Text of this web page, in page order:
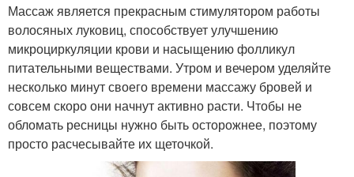
Массаж является прекрасным стимулятором работы
волосяных луковиц, способствует улучшению
микроциркуляции крови и насыщению фолликул
питательными веществами. Утром и вечером уделяйте
несколько минут своего времени массажу бровей и
совсем скоро они начнут активно расти. Чтобы не
обломать ресницы нужно быть осторожнее, поэтому
просто расчесывайте их щеточкой.